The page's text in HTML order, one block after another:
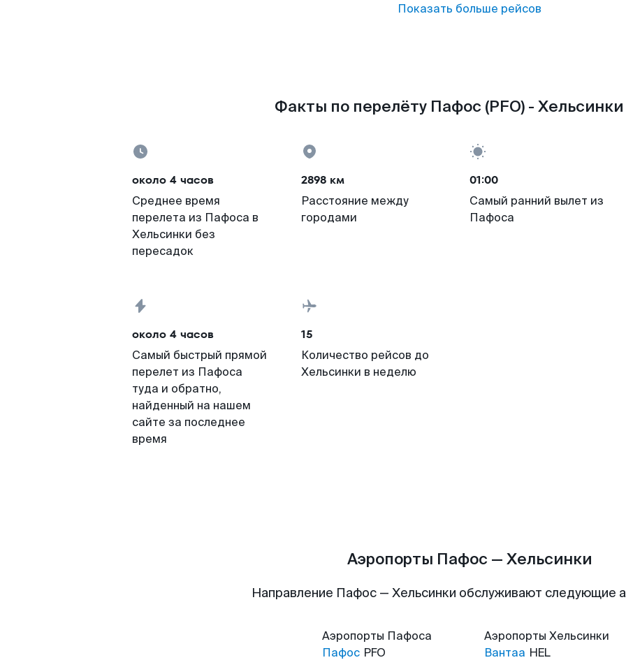
Показать больше рейсов
Факты по перелёту Пафос (PFO) - Хельсинки
около 4 часов
Среднее время
перелета из Пафоса в
Хельсинки без
пересадок
2898 км
Расстояние между
городами
01:00
Самый ранний вылет из
Пафоса
около 4 часов
Самый быстрый прямой
перелет из Пафоса
туда и обратно,
найденный на нашем
сайте за последнее
время
15
Количество рейсов до
Хельсинки в неделю
Аэропорты Пафос — Хельсинки
Направление Пафос — Хельсинки обслуживают следующие
Аэропорты Пафоса
Пафос PFO
Аэропорты Хельсинки
Вантаа HEL